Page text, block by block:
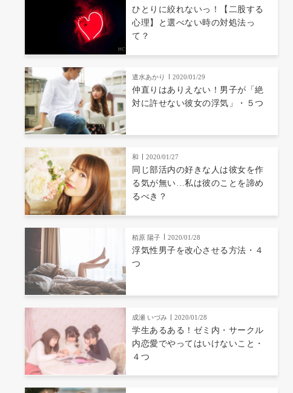
ひとりに絞れないっ！【二股する
心理】と選べない時の対処法っ
て？
遣水あかり 2020/01/29
仲直りはありえない！男子が「絶
対に許せない彼女の浮気」・５つ
和 2020/01/27
同じ部活内の好きな人は彼女を作
る気が無い…私は彼のことを諦め
るべき？
栢原 陽子 2020/01/28
浮気性男子を改心させる方法・４
つ
成瀬 いづみ 2020/01/28
学生あるある！ゼミ内・サークル
内恋愛でやってはいけないこと・
４つ